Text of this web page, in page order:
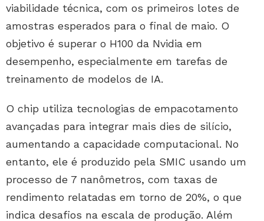
viabilidade técnica, com os primeiros lotes de
amostras esperados para o final de maio. O
objetivo é superar o H100 da Nvidia em
desempenho, especialmente em tarefas de
treinamento de modelos de IA.
O chip utiliza tecnologias de empacotamento
avançadas para integrar mais dies de silício,
aumentando a capacidade computacional. No
entanto, ele é produzido pela SMIC usando um
processo de 7 nanômetros, com taxas de
rendimento relatadas em torno de 20%, o que
indica desafios na escala de produção. Além